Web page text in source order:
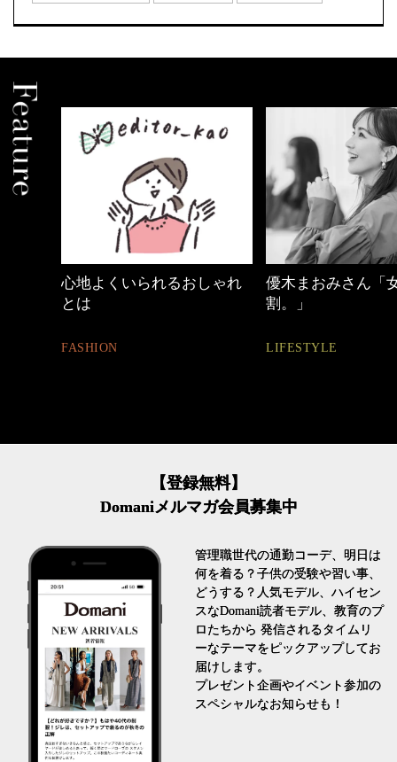
優木まおみさん「女の時間
割。」
LIFESTYLE
40代の小顔メイク
【登録無料】
Domaniメルマガ会員募集中
管理職世代の通勤コーデ、明日は
何を着る？子供の受験や習い事、
どうする？人気モデル、ハイセン
スなDomani読者モデル、教育のプ
ロたちから 発信されるタイムリ
ーなテーマをピックアップしてお
届けします。
プレゼント企画やイベント参加の
スペシャルなお知らせも！